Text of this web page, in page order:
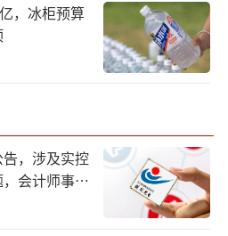
司中，中原农险以1.73亿
，其余公司亏损额在5000
500万至5000万之间的
虽然七成财险公司实现盈
遍存在。
，冰柜预算
，涉及实控
会计师事务